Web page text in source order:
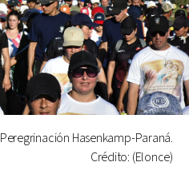
Peregrinación Hasenkamp-Paraná.
Crédito: (Elonce)